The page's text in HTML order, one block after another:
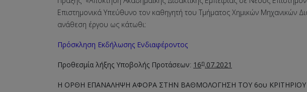
Επιστημονικά Υπεύθυνο τον καθηγητή του Τμήματος Χημικών Μηχανικών
ανάθεση έργου ως κάτωθι:
Πρόσκληση Εκδήλωσης Ενδιαφέροντος
Προθεσμία λήξης Υποβολής Προτάσεων: 16η.07.2021
Η ΟΡΘΗ ΕΠΑΝΑΛΗΨΗ ΑΦΟΡΑ ΣΤΗΝ ΒΑΘΜΟΛΟΓΗΣΗ ΤΟΥ 6ου ΚΡΙΤΗΡΙΟΥ